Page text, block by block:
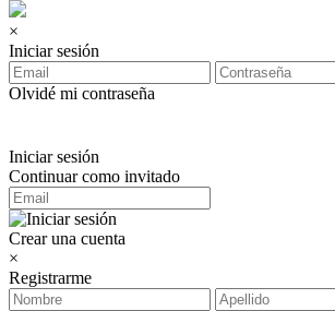
×
Iniciar sesión
Olvidé mi contraseña
Iniciar sesión
Continuar como invitado
Crear una cuenta
×
Registrarme